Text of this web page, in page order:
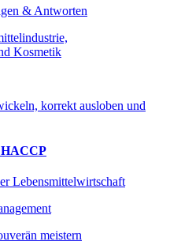
& Antworten
Kosmetik
korrekt ausloben und
HACCP
Lebensmittelwirtschaft
meistern